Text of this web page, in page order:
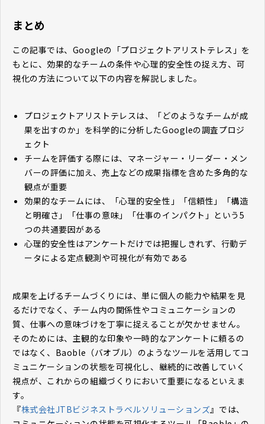
まとめ
この記事では、Googleの「プロジェクトアリストテレス」を
もとに、効果的なチームの条件や心理的安全性の捉え方、可
視化の方法について以下の内容を解説しました。
プロジェクトアリストテレスは、「どのようなチームが成
果を出すのか」を科学的に分析したGoogleの調査プロジ
ェクト
チームを評価する際には、マネージャー・リーダー・メン
バーの評価に加え、売上などの成果指標を含めた多角的な
観点が重要
効果的なチームには、「心理的安全性」「信頼性」「構造
と明確さ」「仕事の意味」「仕事のインパクト」という5
つの共通要因がある
心理的安全性はアンケートだけでは把握しきれず、行動デ
ータによる定点観測や可視化が有効である
成果を上げるチームづくりには、単に個人の能力や結果を見
るだけでなく、チーム内の関係性やコミュニケーションの
質、仕事への意味づけを丁寧に捉えることが欠かせません。
そのためには、主観的な印象や一時的なアンケートに頼るの
ではなく、Baoble（バオブル）のようなツールを活用してコ
ミュニケーションの状態を可視化し、継続的に改善していく
視点が、これからの組織づくりにおいて重要になるといえま
す。
『株式会社JTBビジネストラベルソリューションズ』では、